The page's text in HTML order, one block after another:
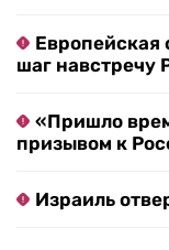
Европейская
шаг навстречу
«Пришло
призывом к
Израиль